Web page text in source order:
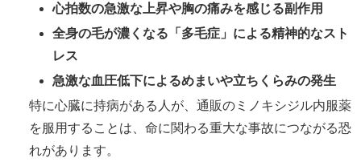
心拍数の急激な上昇や胸の痛みを感じる副作用
全身の毛が濃くなる「多毛症」による精神的なスト
レス
急激な血圧低下によるめまいや立ちくらみの発生
特に心臓に持病がある人が、通販のミノキシジル内服薬
を服用することは、命に関わる重大な事故につながる恐
れがあります。